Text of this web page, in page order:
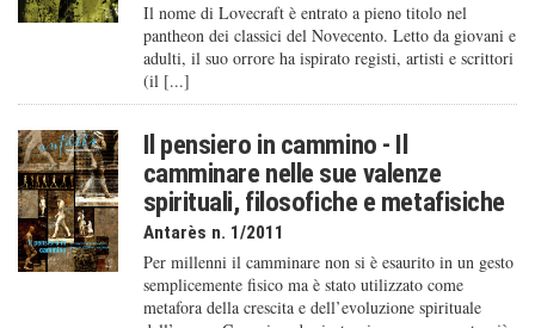
Il nome di Lovecraft è entrato a pieno titolo nel
pantheon dei classici del Novecento. Letto da giovani e
adulti, il suo orrore ha ispirato registi, artisti e scrittori
(il [...]
Il pensiero in cammino - Il
camminare nelle sue valenze
spirituali, filosofiche e metafisiche
Antarès n. 1/2011
Per millenni il camminare non si è esaurito in un gesto
semplicemente fisico ma è stato utilizzato come
metafora della crescita e dell’evoluzione spirituale